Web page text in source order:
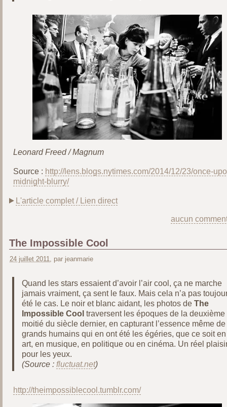
Leonard Freed / Magnum
Source : http://lens.blogs.nytimes.com/2014/12/23/once-
midnight-blurry/
L'article complet / Lien direct
aucun
The Impossible Cool
24 juillet 2011, par jeanmarie
Quand les stars essaient d’avoir l’air cool, ça ne marche
jamais vraiment, ça sent le faux. Mais cela n’a pas
été le cas. Le noir et blanc aidant, les photos de The
Impossible Cool traversent les époques de la deuxième
moitié du siècle dernier, en capturant l’essence même de
grands humains qui en ont été les égéries, que ce soit en
art, en musique, en politique ou en cinéma. Un réel
pour les yeux.
(Source : fluctuat.net)
http://theimpossiblecool.tumblr.com/